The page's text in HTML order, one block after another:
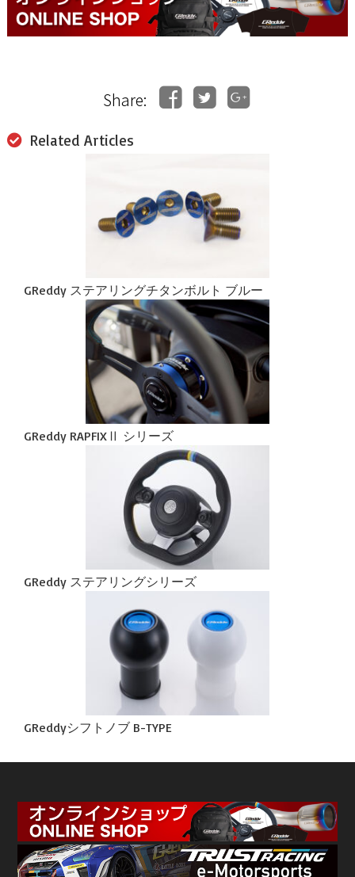
Share:
Related Articles
GReddy ステアリングチタンボルト ブルー
GReddy RAPFIXⅡ シリーズ
GReddy ステアリングシリーズ
GReddyシフトノブ B-TYPE